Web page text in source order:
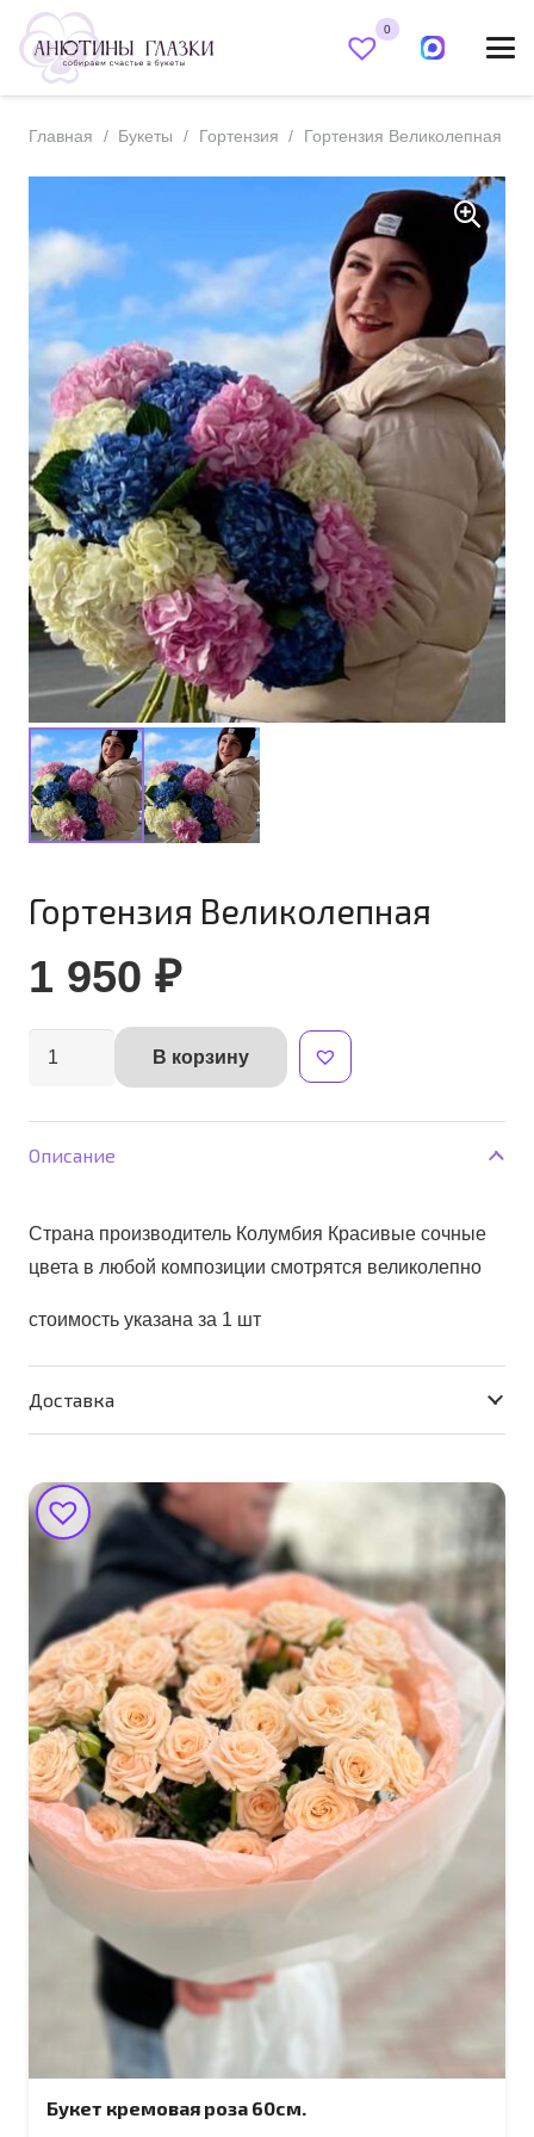
0
Главная / Букеты / Гортензия / Гортензия Великолепная
Гортензия Великолепная
1 950 ₽
Количество
В корзину
Alternative:
Описание
Страна производитель Колумбия Красивые сочные
цвета в любой композиции смотрятся великолепно
стоимость указана за 1 шт
Доставка
Букет кремовая роза 60см.